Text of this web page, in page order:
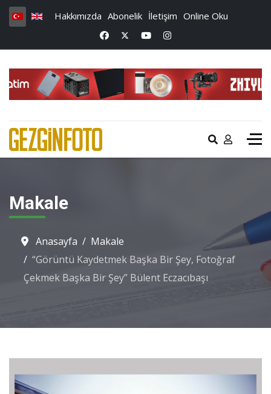
Hakkımızda Abonelik İletişim Online Oku
Makale
Anasayfa
Makale
“Görüntü Kaydetmek Başka Bir Şey, Fotoğraf
Çekmek Başka Bir Şey” Bülent Eczacıbaşı